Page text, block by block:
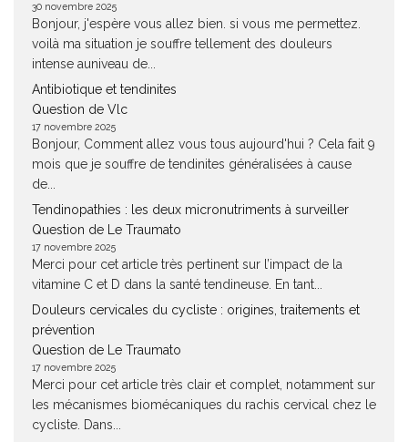
30 novembre 2025
Bonjour, j'espère vous allez bien. si vous me permettez.
voilà ma situation je souffre tellement des douleurs
intense auniveau de...
Antibiotique et tendinites
Question de Vlc
17 novembre 2025
Bonjour, Comment allez vous tous aujourd'hui ? Cela fait 9
mois que je souffre de tendinites généralisées à cause
de...
Tendinopathies : les deux micronutriments à surveiller
Question de Le Traumato
17 novembre 2025
Merci pour cet article très pertinent sur l’impact de la
vitamine C et D dans la santé tendineuse. En tant...
Douleurs cervicales du cycliste : origines, traitements et
prévention
Question de Le Traumato
17 novembre 2025
Merci pour cet article très clair et complet, notamment sur
les mécanismes biomécaniques du rachis cervical chez le
cycliste. Dans...